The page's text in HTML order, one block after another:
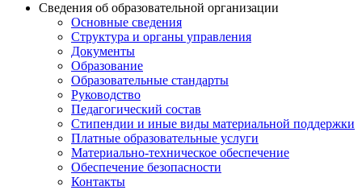
Сведения об образовательной организации
Основные сведения
Структура и органы управления
Документы
Образование
Образовательные стандарты
Руководство
Педагогический состав
Стипендии и иные виды материальной поддержки
Платные образовательные услуги
Материально-техническое обеспечение
Обеспечение безопасности
Контакты